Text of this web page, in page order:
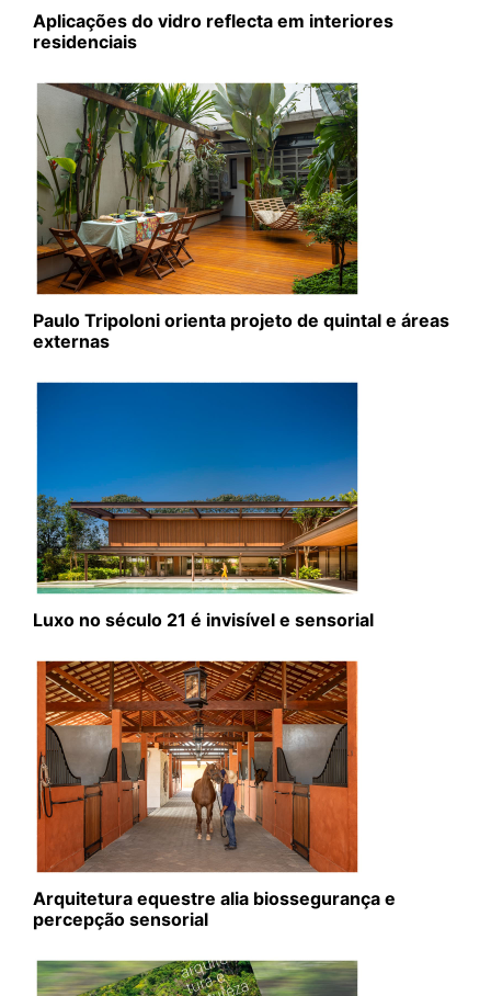
Aplicações do vidro reflecta em interiores
residenciais
Paulo Tripoloni orienta projeto de quintal e áreas
externas
Luxo no século 21 é invisível e sensorial
Arquitetura equestre alia biossegurança e
percepção sensorial